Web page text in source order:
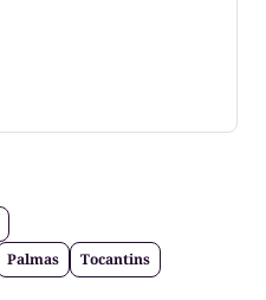
Palmas Tocantins